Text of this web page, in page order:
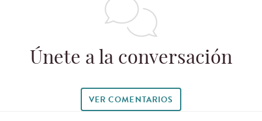
Únete a la conversación
VER COMENTARIOS